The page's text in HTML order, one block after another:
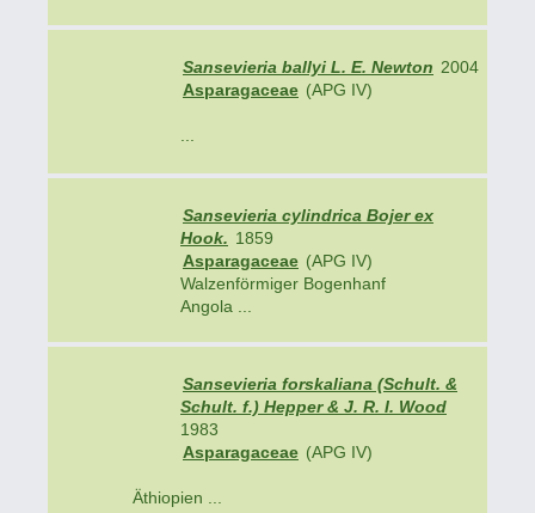
Sansevieria ballyi L. E. Newton 2004
Asparagaceae (APG IV)
Sansevieria cylindrica Bojer ex
Hook. 1859
Asparagaceae (APG IV)
Walzenförmiger Bogenhanf
Angola ...
Sansevieria forskaliana (Schult. &
Schult. f.) Hepper & J. R. I. Wood
1983
Asparagaceae (APG IV)
Äthiopien ...